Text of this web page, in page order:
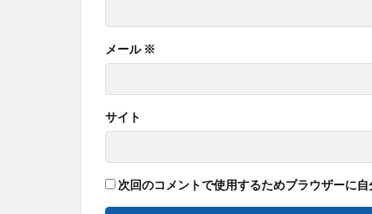
メール ※
サイト
次回のコメントで使用するためブラウザーに